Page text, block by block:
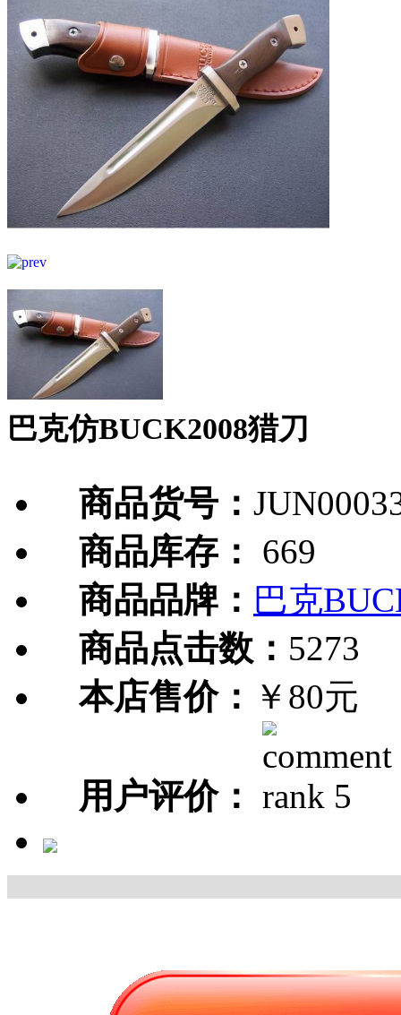
巴克仿BUCK2008猎刀
商品货号：
商品库存：
669
商品品牌： 巴克
商品点击数： 5273
本店售价： ￥80元
用户评价：